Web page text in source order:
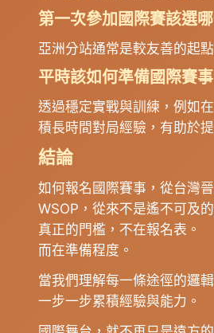
第一次參加國際賽該選
亞洲分站通常是較友善的起點
平時該如何準備國際賽事
透過穩定實戰與訓練，例如在
積長時間對局經驗，有助於
結論
如何報名國際賽事，從台灣
WSOP，從來不是遙不可及的
真正的門檻，不在報名表。
而在準備程度。
當我們理解每一條途徑的邏輯
一步一步累積經驗與能力。